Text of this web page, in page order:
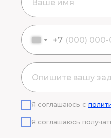
+7
Я соглашаюсь с
Я соглашаюсь